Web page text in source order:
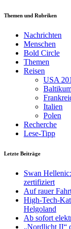
Themen und Rubriken
Nachrichten
Menschen
Bold Circle
Themen
Reisen
USA
Italien
Polen
Recherche
Lese-Tipp
Letzte Beiträge
Swan
zertifiziert
Auf rauer
High-Tech-
Helgoland
Ab sofort
„Nordlicht II“